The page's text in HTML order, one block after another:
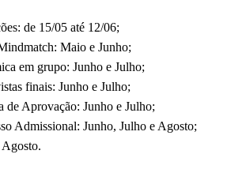
de 15/05 até 12/06;
Maio e Junho;
em grupo: Junho e Julho;
finais: Junho e Julho;
de Aprovação​: Junho e Julho;
Admissional: Junho, Julho e Agosto;